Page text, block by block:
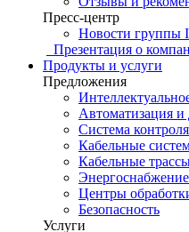
Пресс-центр
Новости группы
Презентация о
Продукты и услуги
Предложения
Автоматизация и
Система
Кабельные
Кабельные
Центры
Безопасность
Услуги